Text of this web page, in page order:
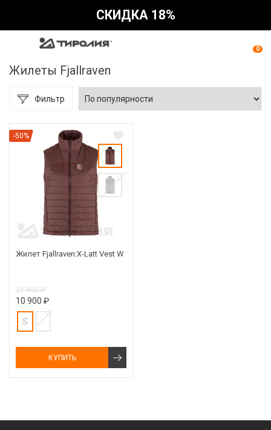
СКИДКА 18%
0
Жилеты Fjallraven
Фильтр
-50%
Жилет Fjallraven:X-Latt Vest W
21 800 ₽
10 900 ₽
S L
КУПИТЬ